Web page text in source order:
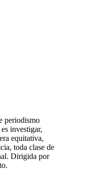
periodismo
investigar,
equitativa,
toda clase de
Dirigida por